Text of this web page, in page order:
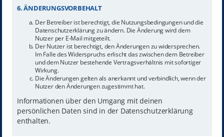
6. ÄNDERUNGSVORBEHALT
Der Betreiber ist berechtigt, die Nutzungsbedingungen und die
Datenschutzerklärung zu ändern. Die Änderung wird dem
Nutzer per E-Mail mitgeteilt.
Der Nutzer ist berechtigt, den Änderungen zu widersprechen.
Im Falle des Widerspruchs erlischt das zwischen dem Betreiber
und dem Nutzer bestehende Vertragsverhältnis mit sofortiger
Wirkung.
Die Änderungen gelten als anerkannt und verbindlich, wenn der
Nutzer den Änderungen zugestimmt hat.
Informationen über den Umgang mit deinen
persönlichen Daten sind in der Datenschutzerklärung
enthalten.